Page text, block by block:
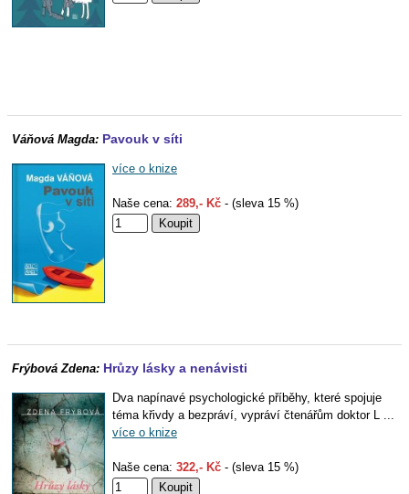
Váňová Magda: Pavouk v síti
více o knize
Naše cena: 289,- Kč - (sleva 15 %)
Frýbová Zdena: Hrůzy lásky a nenávisti
Dva napínavé psychologické příběhy, které spojuje
téma křivdy a bezpráví, vypráví čtenářům doktor L ...
více o knize
Naše cena: 322,- Kč - (sleva 15 %)